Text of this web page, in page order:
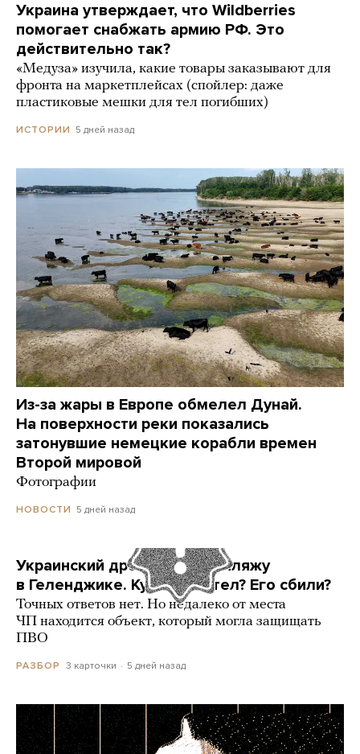
Украина утверждает, что Wildberries
помогает снабжать армию РФ. Это
действительно так?
«Медуза» изучила, какие товары заказывают для
фронта на маркетплейсах (спойлер: даже
пластиковые мешки для тел погибших)
ИСТОРИИ 5 дней назад
Из-за жары в Европе обмелел Дунай.
На поверхности реки показались
затонувшие немецкие корабли времен
Второй мировой
Фотографии
НОВОСТИ 5 дней назад
Украинский дрон попал по пляжу
в Геленджике. Куда он летел? Его сбили?
Точных ответов нет. Но недалеко от места
ЧП находится объект, который могла защищать
ПВО
РАЗБОР 3 карточки 5 дней назад